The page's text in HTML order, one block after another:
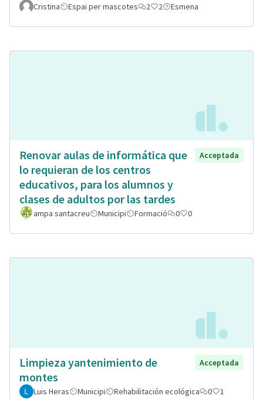
Cristina
Espai per mascotes 2 2 Esmena
Renovar aulas de informática que
lo requieran de los centros
educativos, para los alumnos y
clases de adultos por las tardes
Acceptada
ampa santacreu Municipi Formació 0 0
Limpieza yantenimiento de
montes
Acceptada
Luis Heras Municipi Rehabilitación ecológica 0 1